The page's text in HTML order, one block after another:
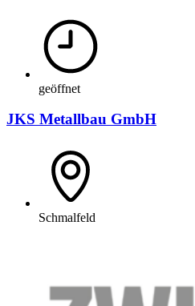
geöffnet
JKS Metallbau GmbH
Schmalfeld